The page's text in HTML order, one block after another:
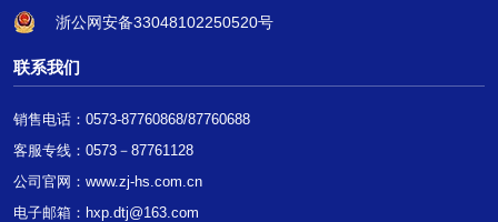
浙公网安备33048102250520号
联系我们
销售电话：0573-87760868/87760688
客服专线：0573－87761128
公司官网： www.zj-hs.com.cn
电子邮箱：hxp.dtj@163.com